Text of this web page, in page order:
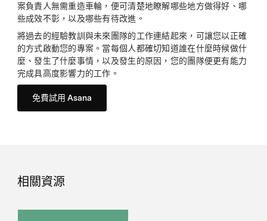
案負責人無需重造車輪，便可清楚地瞭解哪些地方做得好、哪
些成效不彰，以及哪些有待改進。
將過去的經驗教訓與未來團隊的工作連結起來，可讓您以正確
的方式啟動您的專案。當每個人都確切知道誰在什麼時候做什
麼、發生了什麼事情，以及發生的原因，您的團隊便更有能力
完成具高度影響力的工作。
免費試用 Asana
相關資源